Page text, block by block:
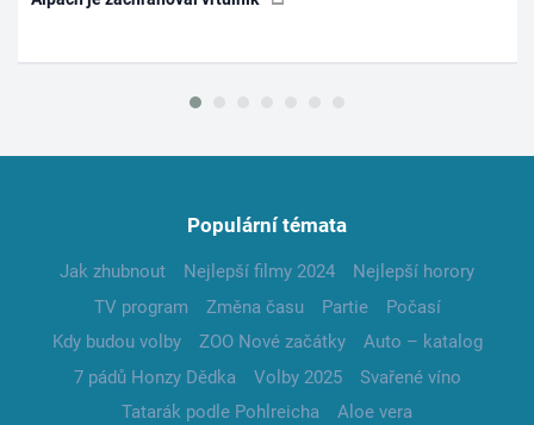
Populární témata
Jak zhubnout Nejlepší filmy 2024
Nejlepší horory
TV program
Změna času Partie
Počasí
Kdy budou volby
ZOO Nové začátky
Auto – katalog
7 pádů Honzy Dědka
Volby 2025
Svařené víno
Tatarák podle Pohlreicha
Aloe vera